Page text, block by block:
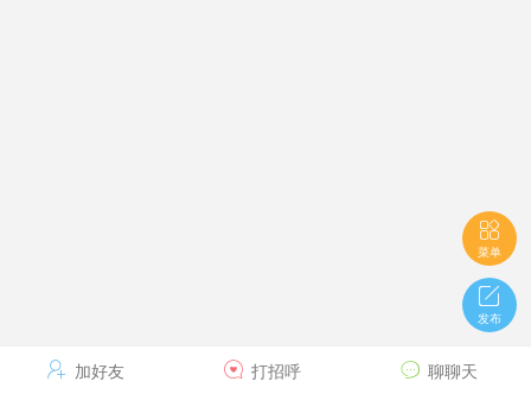
 加好友  打招呼  聊聊天

菜单

发布